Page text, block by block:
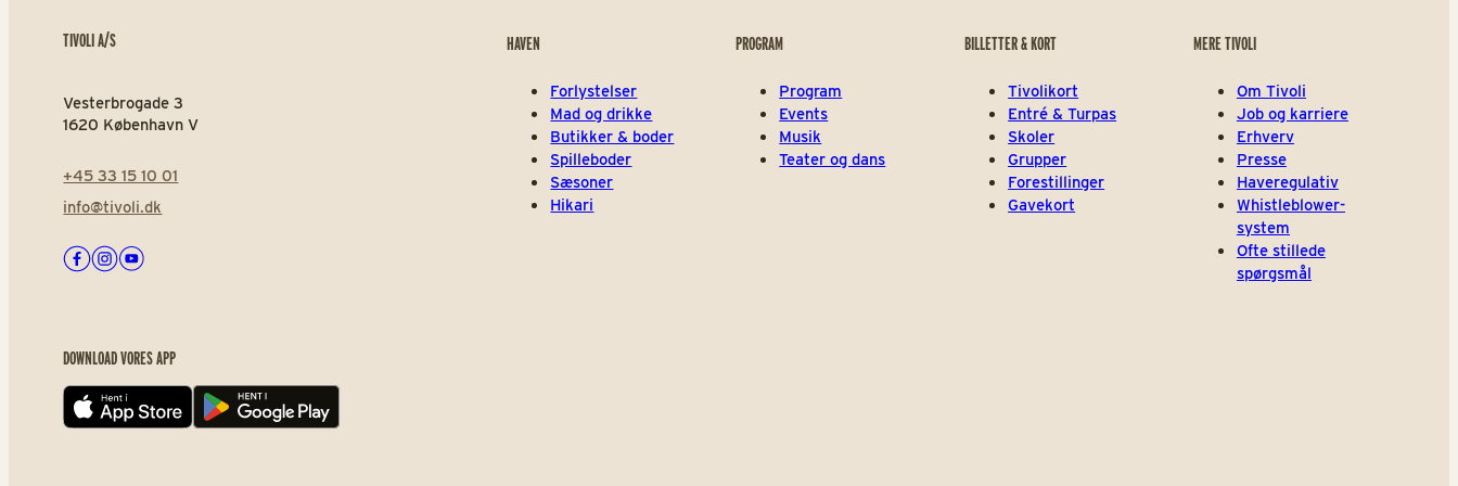
TIVOLI A/S
Vesterbrogade 3
1620 København V
+45 33 15 10 01
info@tivoli.dk
Facebook
Instagram
Youtube
DOWNLOAD VORES APP
App store Play store
HAVEN
Forlystelser
Mad og drikke
Butikker & boder
Spilleboder
Sæsoner
Hikari
PROGRAM
Program
Events
Musik
Teater og dans
BILLETTER & KORT
Tivolikort
Entré & Turpas
Skoler
Grupper
Forestillinger
Gavekort
MERE TIVOLI
Om Tivoli
Job og karriere
Erhverv
Presse
Haveregulativ
Whistleblower-
system
Ofte stillede
spørgsmål